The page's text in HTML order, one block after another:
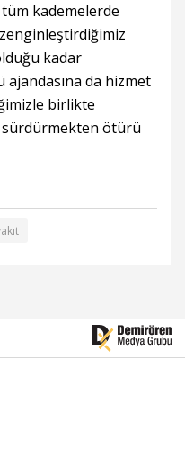
kademelerde
kadar
da hizmet
birlikte
ötürü